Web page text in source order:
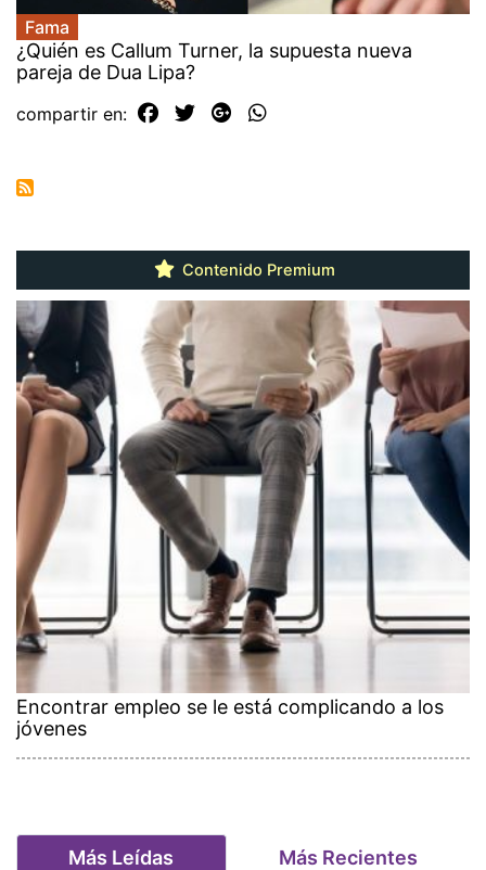
Fama
¿Quién es Callum Turner, la supuesta nueva
pareja de Dua Lipa?
compartir en:
Contenido Premium
Encontrar empleo se le está complicando a los
jóvenes
Más Leídas Más Recientes